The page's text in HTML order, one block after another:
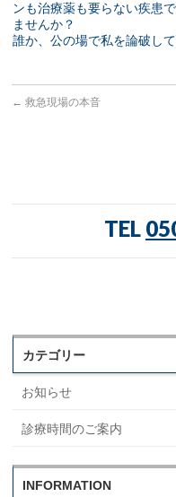
ンも治療薬も要らない疾患
ませんか？
誰か、公の場で私を論破して
← 救急現場の本音
TEL
カテゴリー
お知らせ
診療時間のご案内
INFORMATION